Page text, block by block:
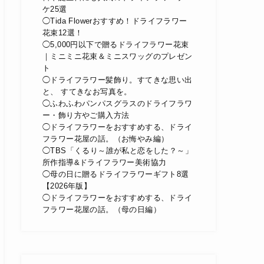
ケ25選
◯Tida Flowerおすすめ！ドライフラワー
花束12選！
◯5,000円以下で贈るドライフラワー花束
｜ミニミニ花束＆ミニスワッグのプレゼン
ト
◯ドライフラワー髪飾り。すてきな思い出
と、 すてきなお写真を。
◯ふわふわパンパスグラスのドライフラワ
ー・飾り方やご購入方法
◯ドライフラワーをおすすめする、ドライ
フラワー花屋の話。（お悔やみ編）
◯TBS「くるり～誰が私と恋をした？～」
所作指導&ドライフラワー美術協力
◯母の日に贈るドライフラワーギフト8選
【2026年版】
◯ドライフラワーをおすすめする、ドライ
フラワー花屋の話。（母の日編）